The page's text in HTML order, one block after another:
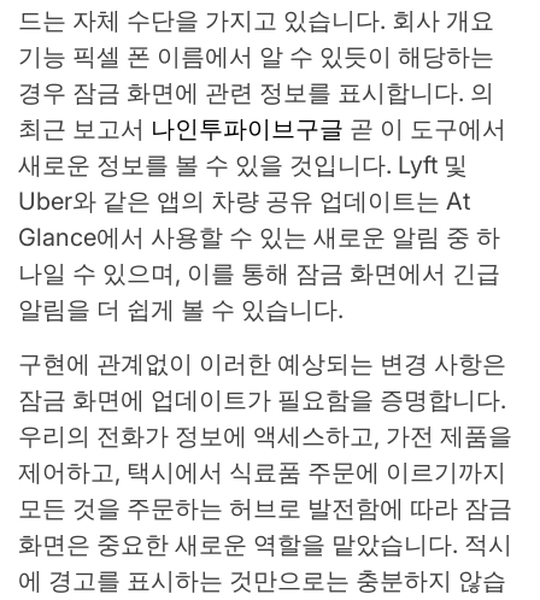
드는 자체 수단을 가지고 있습니다. 회사 개요
기능 픽셀 폰 이름에서 알 수 있듯이 해당하는
경우 잠금 화면에 관련 정보를 표시합니다. 의
최근 보고서 나인투파이브구글 곧 이 도구에서
새로운 정보를 볼 수 있을 것입니다. Lyft 및
Uber와 같은 앱의 차량 공유 업데이트는 At
Glance에서 사용할 수 있는 새로운 알림 중 하
나일 수 있으며, 이를 통해 잠금 화면에서 긴급
알림을 더 쉽게 볼 수 있습니다.
구현에 관계없이 이러한 예상되는 변경 사항은
잠금 화면에 업데이트가 필요함을 증명합니다.
우리의 전화가 정보에 액세스하고, 가전 제품을
제어하고, 택시에서 식료품 주문에 이르기까지
모든 것을 주문하는 허브로 발전함에 따라 잠금
화면은 중요한 새로운 역할을 맡았습니다. 적시
에 경고를 표시하는 것만으로는 충분하지 않습